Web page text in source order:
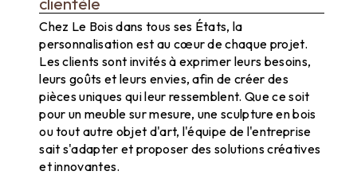
Chez Le Bois dans tous ses États, la
personnalisation est au cœur de chaque projet.
Les clients sont invités à exprimer leurs besoins,
leurs goûts et leurs envies, afin de créer des
pièces uniques qui leur ressemblent. Que ce soit
pour un meuble sur mesure, une sculpture en bois
ou tout autre objet d'art, l'équipe de l'entreprise
sait s'adapter et proposer des solutions créatives
et innovantes.